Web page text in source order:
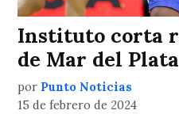
Instituto corta
de Mar del Plata
por Punto Noticias
15 de febrero de 2024